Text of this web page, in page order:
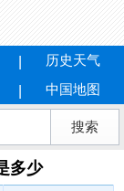
历史天气
中国地图
多少